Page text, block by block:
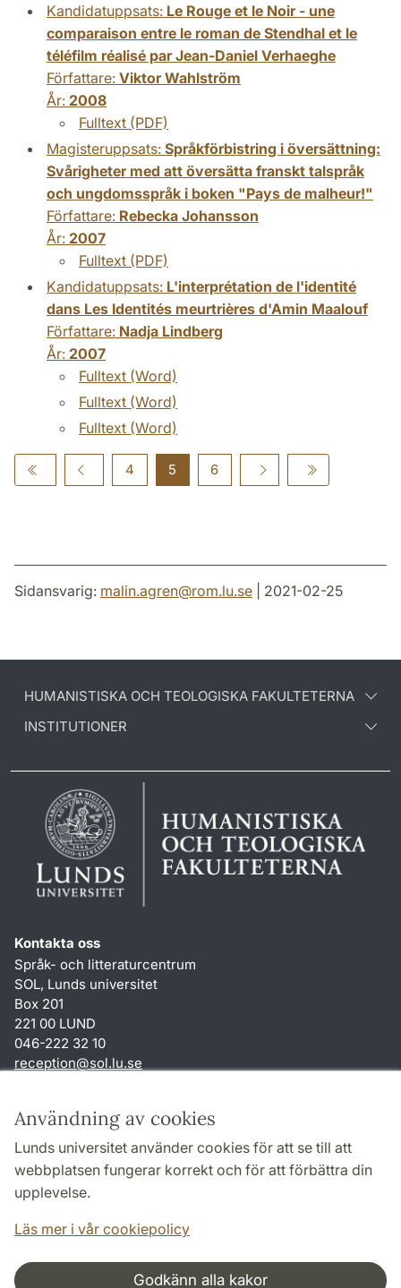
Användning av cookies
Lunds universitet använder cookies för att se till att
webbplatsen fungerar korrekt och för att förbättra din
upplevelse.
Läs mer i vår cookiepolicy
Godkänn alla kakor
Kandidatuppsats: Le Rouge et le Noir - une
comparaison entre le roman de Stendhal et le
téléfilm réalisé par Jean-Daniel Verhaeghe
Författare: Viktor Wahlström
År: 2008
Fulltext (PDF)
Magisteruppsats: Språkförbistring i översättning:
Svårigheter med att översätta franskt talspråk
och ungdomsspråk i boken "Pays de malheur!"
Författare: Rebecka Johansson
År: 2007
Fulltext (PDF)
Kandidatuppsats: L'interprétation de l'identité
dans Les Identités meurtrières d'Amin Maalouf
Författare: Nadja Lindberg
År: 2007
Fulltext (Word)
Fulltext (Word)
Fulltext (Word)
4 5 6
Sidansvarig: malin.agren@rom.lu.se | 2021-02-25
HUMANISTISKA OCH TEOLOGISKA FAKULTETERNA
INSTITUTIONER
Kontakta oss
Språk- och litteraturcentrum
SOL, Lunds universitet
Box 201
221 00 LUND
046-222 32 10
reception@sol.lu.se
Genvägar
Om webbplatsen och cookies
Behandling av personuppgifter
Tillgänglighetsredogörelse